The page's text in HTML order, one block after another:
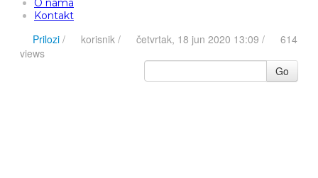
O nama
Kontakt
Prilozi / korisnik / četvrtak, 18 jun 2020 13:09 /
614
views
Go